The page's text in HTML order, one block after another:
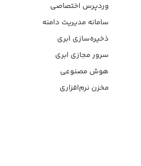
وردپرس‌ اختصاصی
سامانه مدیریت دامنه
ذخیره‌سازی ابری
سرور مجازی ابری
هوش مصنوعی
مخزن نرم‌افزاری